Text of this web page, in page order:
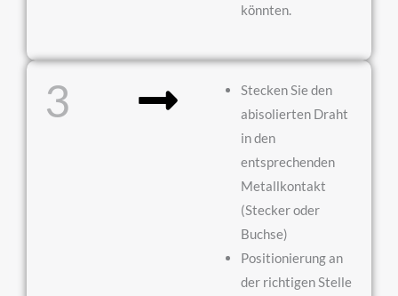
könnten.
3
Stecken Sie den
abisolierten Draht
in den
entsprechenden
Metallkontakt
(Stecker oder
Buchse)
Positionierung an
der richtigen Stelle